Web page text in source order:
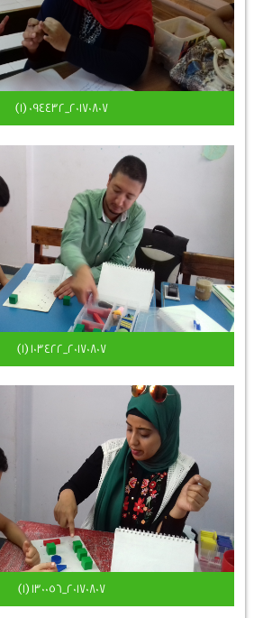
٢٠١٧٠٨٠٧_٠٩٤٤٣٢ (1)
٢٠١٧٠٨٠٧_١٠٣٤٢٢ (1)
٢٠١٧٠٨٠٧_١٣٠٠٥٦ (1)